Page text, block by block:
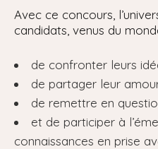
Avec ce concours,
candidats, venus du
de confronter leurs
de partager leur
de remettre en
et de participer à
connaissances en prise